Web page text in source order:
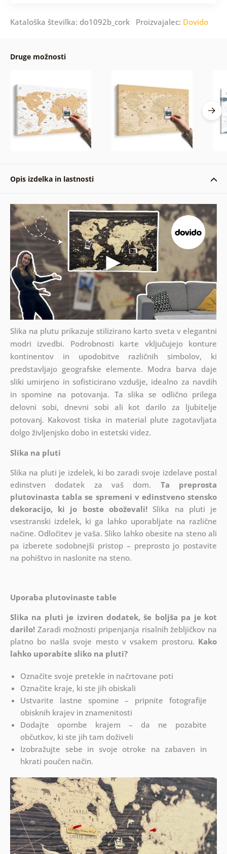
Kataloška številka: do1092b_cork Proizvajalec: Dovido
Druge možnosti
Opis izdelka in lastnosti
Slika na plutu prikazuje stilizirano karto sveta v elegantni
modri izvedbi. Podrobnosti karte vključujejo konture
kontinentov in upodobitve različnih simbolov, ki
predstavljajo geografske elemente. Modra barva daje
sliki umirjeno in sofisticirano vzdušje, idealno za navdih
in spomine na potovanja. Ta slika se odlično prilega
delovni sobi, dnevni sobi ali kot darilo za ljubitelje
potovanj. Kakovost tiska in material plute zagotavljata
dolgo življenjsko dobo in estetski videz.
Slika na pluti
Slika na pluti je izdelek, ki bo zaradi svoje izdelave postal
edinstven dodatek za vaš dom. Ta preprosta
plutovinasta tabla se spremeni v edinstveno stensko
dekoracijo, ki jo boste oboževali! Slika na pluti je
vsestranski izdelek, ki ga lahko uporabljate na različne
načine. Odločitev je vaša. Sliko lahko obesite na steno ali
pa izberete sodobnejši pristop – preprosto jo postavite
na pohištvo in naslonite na steno.
Uporaba plutovinaste table
Slika na pluti je izviren dodatek, še boljša pa je kot
darilo!Zaradi možnosti pripenjanja risalnih žebljičkov na
platno bo našla svoje mesto v vsakem prostoru. Kako
lahko uporabite sliko na pluti?
Označite svoje pretekle in načrtovane poti
Označite kraje, ki ste jih obiskali
Ustvarite lastne spomine – pripnite fotografije
obisknih krajev in znamenitosti
Dodajte opombe krajem – da ne pozabite
občutkov, ki ste jih tam doživeli
Izobražujte sebe in svoje otroke na zabaven in
hkrati poučen način.